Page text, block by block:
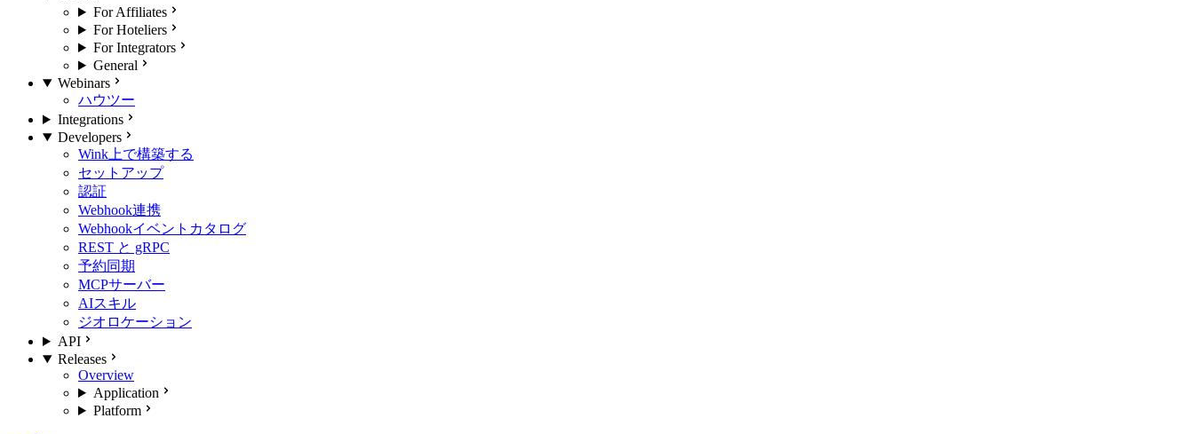
For Affiliates
For Hoteliers
For Integrators
General
Webinars
ハウツー
Integrations
Developers
Wink上で構築する
セットアップ
認証
Webhook連携
Webhookイベントカタログ
REST と gRPC
予約同期
MCPサーバー
AIスキル
ジオロケーション
API
Releases
Overview
Application
Platform